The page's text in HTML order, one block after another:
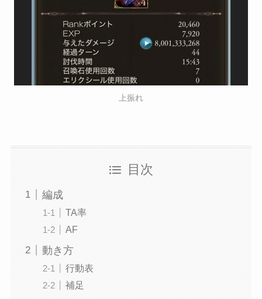
上振れ
目次
編成
TA率
AF
動き方
行動表
補足